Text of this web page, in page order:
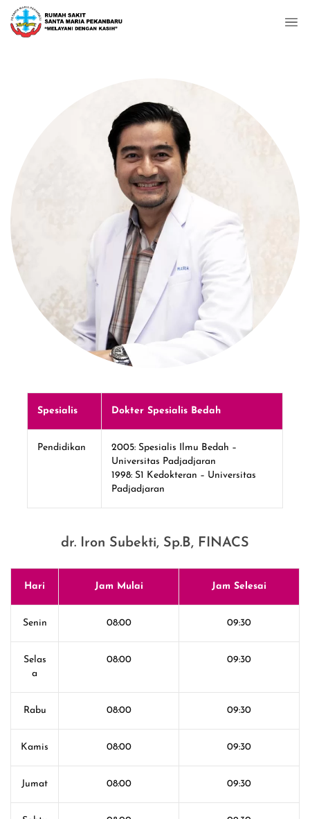
Spesialis Dokter Spesialis Bedah
Pendidikan
2005: Spesialis Ilmu Bedah –
Universitas Padjadjaran
1998: S1 Kedokteran – Universitas
Padjadjaran
dr. Iron Subekti, Sp.B, FINACS
Hari Jam Mulai Jam Selesai
Senin 08:00 09:30
Selas
a
08:00 09:30
Rabu 08:00 09:30
Kamis 08:00 09:30
Jumat 08:00 09:30